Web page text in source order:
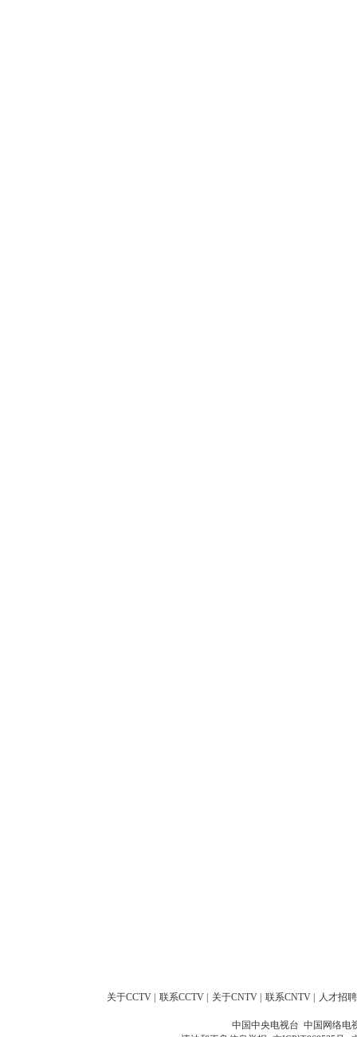
关于CCTV 联系CCTV 关于CNTV 联系CNTV 人才招聘
中国中央电视台 中国网络电